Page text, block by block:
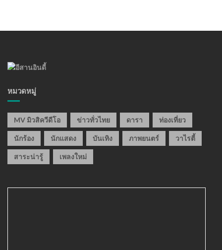
หมวดหมู่
MV มิวสิควีดีโอ ข่าวทั่วไทย ดารา ท่องเที่ยว
นักร้อง นักแสดง บันเทิง ภาพยนตร์ วาไรตี้
สาระน่ารู้ เพลงใหม่